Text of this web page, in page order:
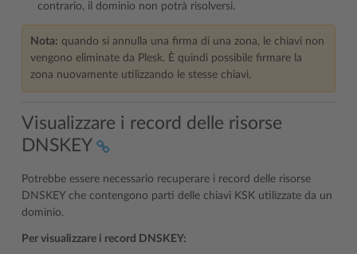
contrario, il dominio non potrà risolversi.
Nota: quando si annulla una firma di una zona, le chiavi non
vengono eliminate da Plesk. È quindi possibile firmare la
zona nuovamente utilizzando le stesse chiavi.
Visualizzare i record delle risorse
DNSKEY
Potrebbe essere necessario recuperare i record delle risorse
DNSKEY che contengono parti delle chiavi KSK utilizzate da un
dominio.
Per visualizzare i record DNSKEY: